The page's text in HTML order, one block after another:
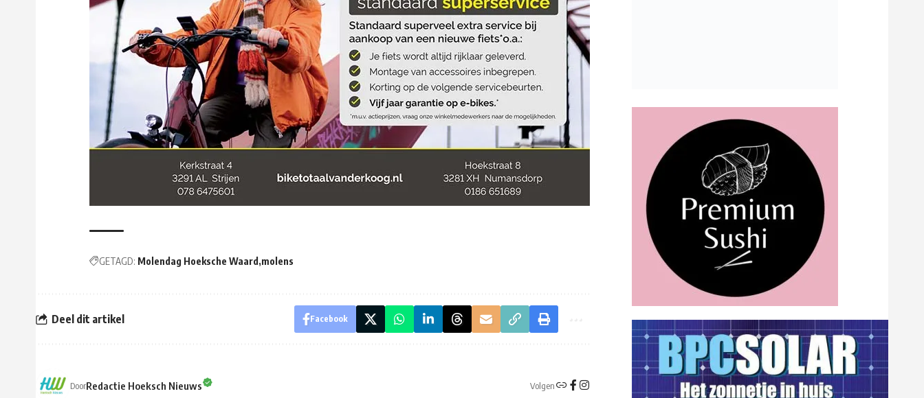
GETAGD: Molendag Hoeksche Waard molens
Deel dit artikel Facebook
DoorRedactie Hoeksch Nieuws Volgen